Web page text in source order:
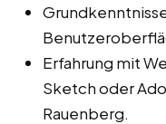
Erfahrung mit
Sketch oder
Rauenberg.